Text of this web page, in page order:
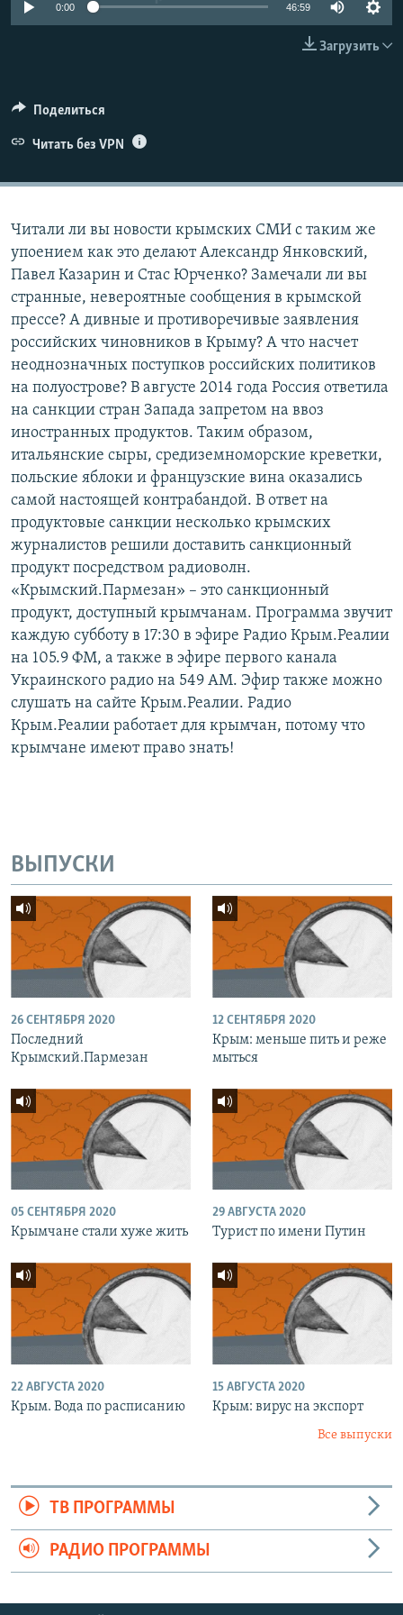
ПОБЕДИТЕЛЕЙ НЕ СУДЯТ?
УКРАИНСКАЯ ПРОБЛЕМА КРЫМА
ПРИСОЕДИНЯЙТЕСЬ!
Все сайты RFE/RL
0:00 46:59
Загрузить
Поделиться
Читать без VPN
Читали ли вы новости крымских СМИ с таким же
упоением как это делают Александр Янковский,
Павел Казарин и Стас Юрченко? Замечали ли вы
странные, невероятные сообщения в крымской
прессе? А дивные и противоречивые заявления
российских чиновников в Крыму? А что насчет
неоднозначных поступков российских политиков
на полуострове? В августе 2014 года Россия ответила
на санкции стран Запада запретом на ввоз
иностранных продуктов. Таким образом,
итальянские сыры, средиземноморские креветки,
польские яблоки и французские вина оказались
самой настоящей контрабандой. В ответ на
продуктовые санкции несколько крымских
журналистов решили доставить санкционный
продукт посредством радиоволн.
«Крымский.Пармезан» – это санкционный
продукт, доступный крымчанам. Программа звучит
каждую субботу в 17:30 в эфире Радио Крым.Реалии
на 105.9 ФМ, а также в эфире первого канала
Украинского радио на 549 АМ. Эфир также можно
слушать на сайте Крым.Реалии. Радио
Крым.Реалии работает для крымчан, потому что
крымчане имеют право знать!
ВЫПУСКИ
26 СЕНТЯБРЯ 2020
Последний
Крымский.Пармезан
12 СЕНТЯБРЯ 2020
Крым: меньше пить и реже
мыться
05 СЕНТЯБРЯ 2020
Крымчане стали хуже жить
29 АВГУСТА 2020
Турист по имени Путин
22 АВГУСТА 2020
Крым. Вода по расписанию
15 АВГУСТА 2020
Крым: вирус на экспорт
Все выпуски
ТВ ПРОГРАММЫ
РАДИО ПРОГРАММЫ